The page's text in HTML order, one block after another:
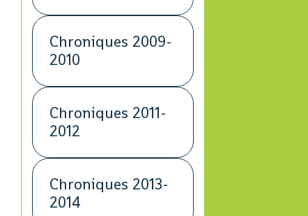
Chroniques 2009-
2010
Chroniques 2011-
2012
Chroniques 2013-
2014